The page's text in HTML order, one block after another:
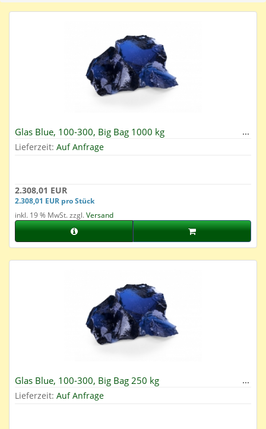
Glas Blue, 100-300, Big Bag 1000 kg
Lieferzeit: Auf Anfrage
2.308,01 EUR
2.308,01 EUR pro Stück
inkl. 19 % MwSt. zzgl.Versand
Glas Blue, 100-300, Big Bag 250 kg
Lieferzeit: Auf Anfrage